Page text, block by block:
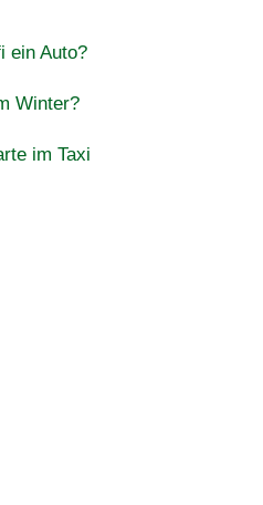
ein Auto?
Winter?
im Taxi